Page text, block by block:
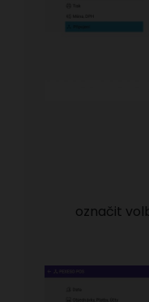
označit